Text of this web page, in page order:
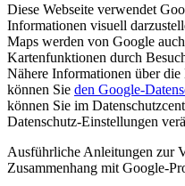
Diese Webseite verwendet
Informationen visuell
Maps werden von Google
Kartenfunktionen durch
Nähere Informationen über
können Sie den Google-
können Sie im
Datenschutz-Einstellungen
Ausführliche Anleitungen zur
Zusammenhang mit Google-